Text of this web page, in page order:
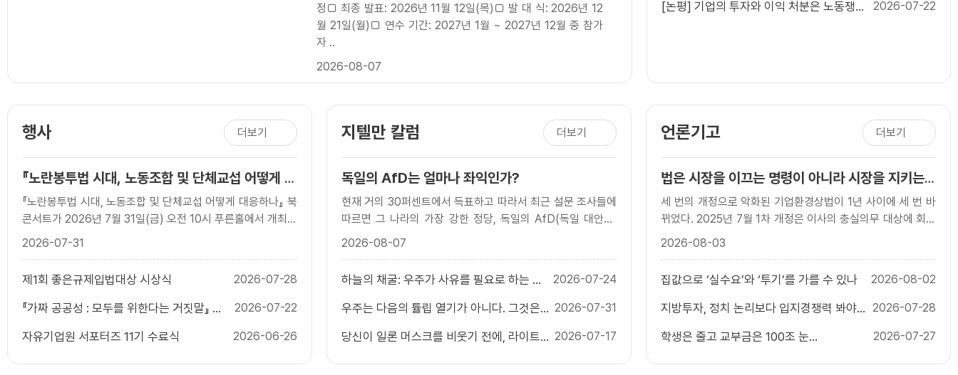
정□ 최종 발표: 2026년 11월 12일(목)□ 발 대 식: 2026년 12
월 21일(월)□ 연수 기간: 2027년 1월 ~ 2027년 12월 중 참가
자 ..
2026-08-07
[논평] 기업의 투자와 이익 처분은 노동쟁의
2026-07-22
행사 더보기
『노란봉투법 시대, 노동조합 및 단체교섭 어떻게 대
응하나?』 출간 기념 북콘서트
『노란봉투법 시대, 노동조합 및 단체교섭 어떻게 대응하나』 북
콘서트가 2026년 7월 31일(금) 오전 10시 푸른홀에서 개최되
었습니다. 이번 행사는 개정 노란봉투법 ..
2026-07-31
제1회 좋은규제입법대상 시상식 2026-07-28
『가짜 공공성 : 모두를 위한다는 거짓말』 출
2026-07-22
자유기업원 서포터즈 11기 수료식 2026-06-26
지텔만 칼럼 더보기
독일의 AfD는 얼마나 좌익인가?
현재 거의 30퍼센트에서 득표하고 따라서 최근 설문 조사들에
따르면 그 나라의 가장 강한 정당, 독일의 AfD(독일 대안당;
Alternative for Germany)는 두 공동 의장 알..
2026-08-07
하늘의 채굴: 우주가 사유를 필요로 하는 이
2026-07-24
우주는 다음의 튤립 열기가 아니다. 그것은
2026-07-31
당신이 일론 머스크를 비웃기 전에, 라이트
2026-07-17
언론기고 더보기
법은 시장을 이끄는 명령이 아니라 시장을 지키는
규칙이어야 한다
세 번의 개정으로 악화된 기업환경상법이 1년 사이에 세 번 바
뀌었다. 2025년 7월 1차 개정은 이사의 충실의무 대상에 회사
와 함께 `주주’를 넣었고, 사외이사의 이름..
2026-08-03
집값으로 ‘실수요’와 ‘투기’를 가를 수 있나 2026-08-02
지방투자, 정치 논리보다 입지경쟁력 봐야
2026-07-28
학생은 줄고 교부금은 100조 눈
2026-07-27